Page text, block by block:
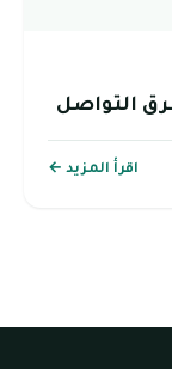
التواصل
اقرأ المزيد ←